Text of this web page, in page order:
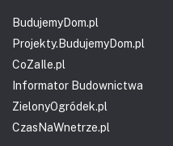
BudujemyDom.pl
Projekty.BudujemyDom.pl
CoZaIle.pl
Informator Budownictwa
ZielonyOgródek.pl
CzasNaWnetrze.pl